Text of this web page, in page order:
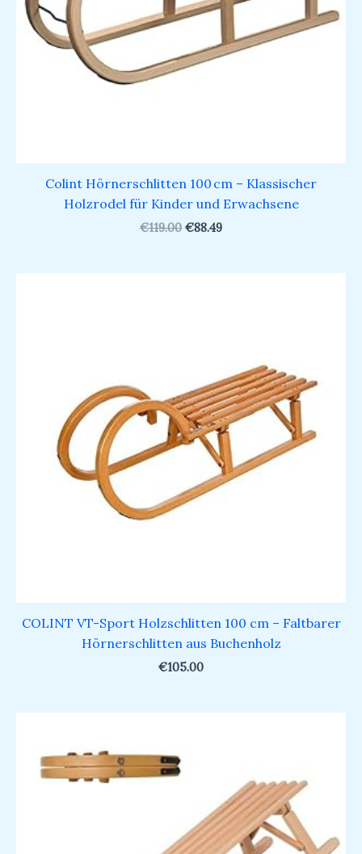
Colint Hörnerschlitten 100 cm – Klassischer
Holzrodel für Kinder und Erwachsene
€119.00 €88.49
COLINT VT-Sport Holzschlitten 100 cm – Faltbarer
Hörnerschlitten aus Buchenholz
€105.00